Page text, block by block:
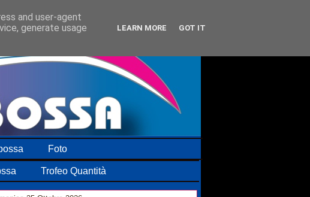
Foto
Trofeo Quantità
and user-agent
generate usage
LEARN MORE GOT IT